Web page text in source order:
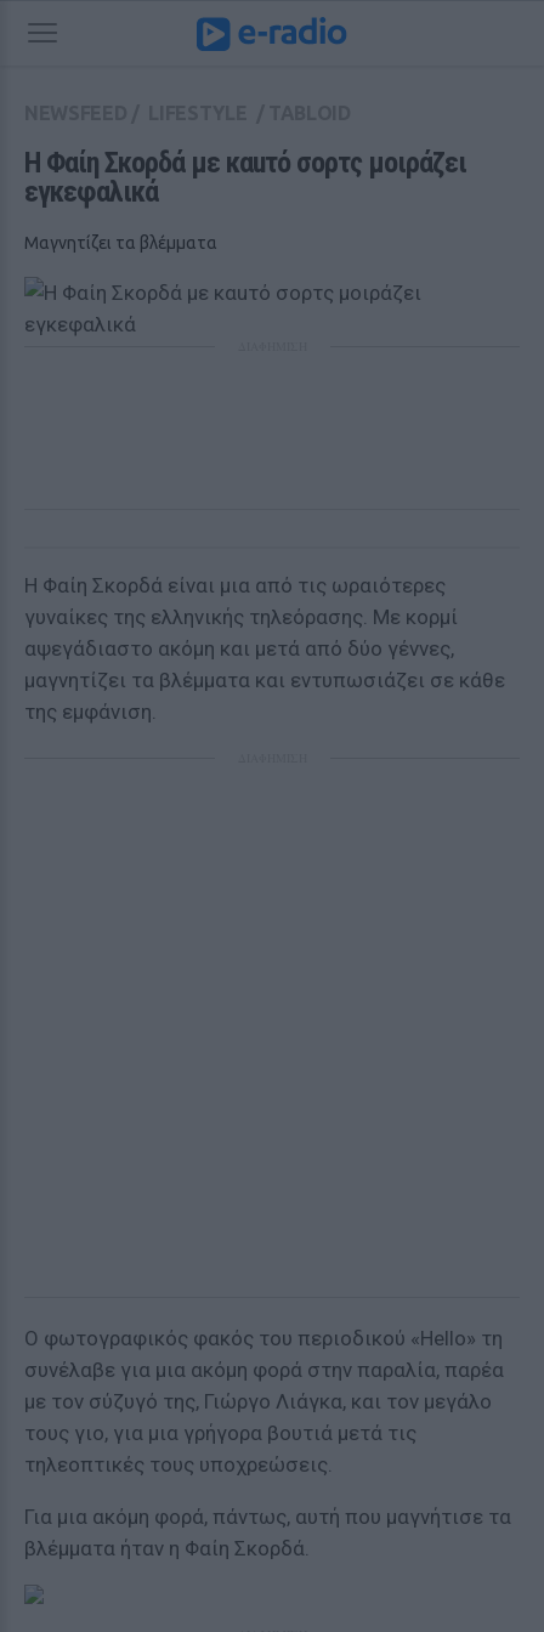
Η Φαίη Σκορδά με καuτό σορτς μοιράζει
εγκεφαλικά
Μαγνητίζει τα βλέμματα
Η Φαίη Σκορδά είναι μια από τις ωραιότερες
γυναίκες της ελληνικής τηλεόρασης. Με κορμί
αψεγάδιαστο ακόμη και μετά από δύο γέννες,
μαγνητίζει τα βλέμματα και εντυπωσιάζει σε κάθε
της εμφάνιση.
Ο φωτογραφικός φακός του περιοδικού «Hello» τη
συνέλαβε για μια ακόμη φορά στην παραλία, παρέα
με τον σύζυγό της, Γιώργο Λιάγκα, και τον μεγάλο
τους γιο, για μια γρήγορα βουτιά μετά τις
τηλεοπτικές τους υποχρεώσεις.
Για μια ακόμη φορά, πάντως, αυτή που μαγνήτισε τα
βλέμματα ήταν η Φαίη Σκορδά.